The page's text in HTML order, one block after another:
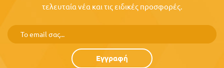
τελευταία νέα και τις ειδικές προσφορές.
Εγγραφή